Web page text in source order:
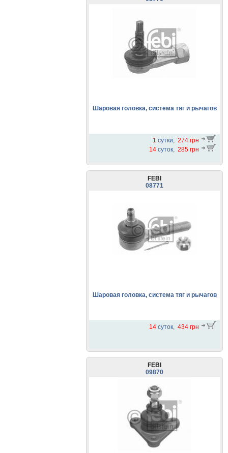
Шаровая головка, система тяг и рычагов
1 сутки, 274 грн
14 суток, 285 грн
FEBI
08771
Шаровая головка, система тяг и рычагов
14 суток, 434 грн
FEBI
09870